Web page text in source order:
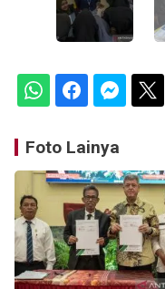
Foto Lainya